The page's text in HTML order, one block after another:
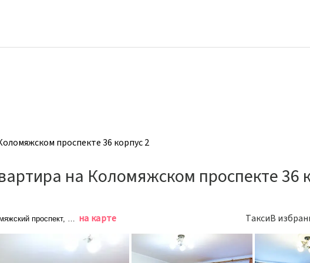
проспекте 36 корпус 2
на Коломяжском проспекте 36
проспект, 36/2на карте ТаксиВ